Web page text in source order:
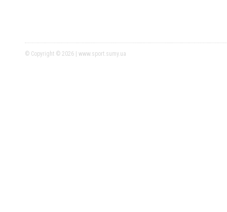
© Copyright © 2026 | www.sport.sumy.ua